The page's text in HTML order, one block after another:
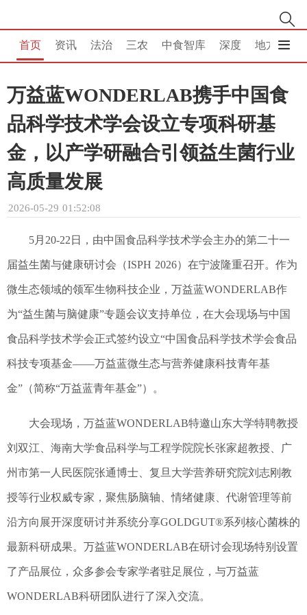
首页 资讯 法治 三农 中食智库 深度 地方
万益蓝WONDERLAB携手中国食
品科学技术学会设立专项科研基
金，以产学研融合引领益生菌行业
高质量发展
2026-05-29 01:52:08
5月20-22日，由中国食品科学技术学会主办的第二十一
届益生菌与健康研讨会（ISPH 2026）在宁波隆重召开。作为
微生态领域的领军生物科技企业，万益蓝WONDERLAB作
为“益生菌与脑健康”专题会议支持单位，在大会现场与中国
食品科学技术学会正式签约设立“中国食品科学技术学会食品
科技专项基金——万益蓝微生态与营养健康科技青年基
金”（简称“万益蓝青年基金”）。
大会现场，万益蓝WONDERLAB特邀山东大学特聘教授
刘双江、海南大学食品科学与工程学院院长张家超教授、广
州市第一人民医院张通博士、复旦大学营养研究院刘志刚教
授等行业权威专家，聚焦肠脑轴、情绪健康、代谢管理等前
沿方向展开深度研讨并系统分享GOLDGUT®系列核心菌株的
最新科研成果。万益蓝WONDERLAB在研讨会现场特别设置
了产品展位，众多参会专家学者驻足展位，与万益蓝
WONDERLAB科研团队进行了深入交流。